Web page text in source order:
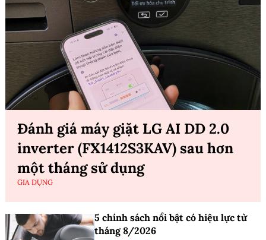
Đánh giá máy giặt LG AI DD 2.0
inverter (FX1412S3KAV) sau hơn
một tháng sử dụng
GIA DỤNG
5 chính sách nổi bật có hiệu lực từ
tháng 8/2026